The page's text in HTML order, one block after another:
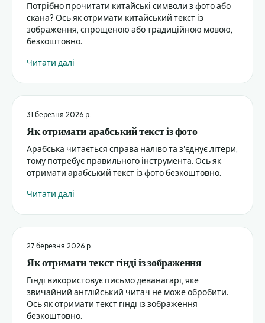
Потрібно прочитати китайські символи з фото або
скана? Ось як отримати китайський текст із
зображення, спрощеною або традиційною мовою,
безкоштовно.
Читати далі
31 березня 2026 р.
Як отримати арабський текст із фото
Арабська читається справа наліво та з'єднує літери,
тому потребує правильного інструмента. Ось як
отримати арабський текст із фото безкоштовно.
Читати далі
27 березня 2026 р.
Як отримати текст гінді із зображення
Гінді використовує письмо деванагарі, яке
звичайний англійський читач не може обробити.
Ось як отримати текст гінді із зображення
безкоштовно.